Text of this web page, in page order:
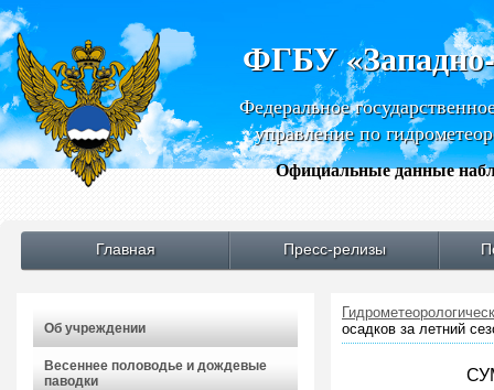
ФГБУ
Федеральное
управление по
Официальные данные
Главная Пресс-релизы
Об учреждении
Весеннее половодье и дождевые
паводки
осадков за летний